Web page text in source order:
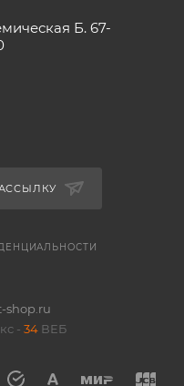
Б. 67-
shop.ru
- 34 ВЕБ